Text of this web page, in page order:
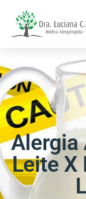
Alergia
Leite X